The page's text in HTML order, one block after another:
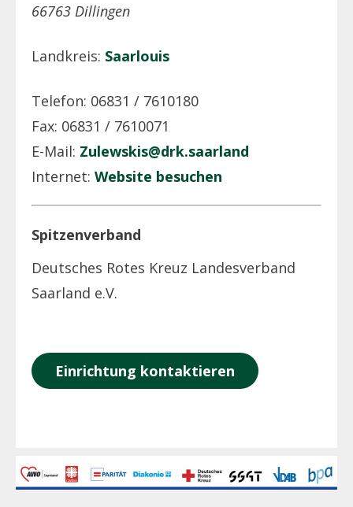
66763 Dillingen
Landkreis: Saarlouis
Telefon: 06831 / 7610180
Fax: 06831 / 7610071
E-Mail: Zulewskis@drk.saarland
Internet: Website besuchen
Spitzenverband
Deutsches Rotes Kreuz Landesverband
Saarland e.V.
Einrichtung kontaktieren